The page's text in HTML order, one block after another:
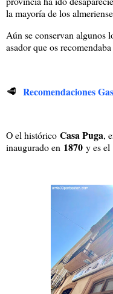
la mayoría de los
Aún se conservan algunos
asador que os
🥩 Recomendaciones
O el histórico Casa Puga,
inaugurado en 1870 y es el